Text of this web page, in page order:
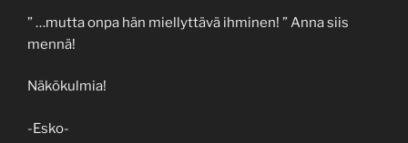
” …mutta onpa hän miellyttävä ihminen! ” Anna siis
mennä!
Näkökulmia!
-Esko-